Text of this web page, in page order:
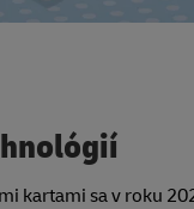
kartami sa v roku